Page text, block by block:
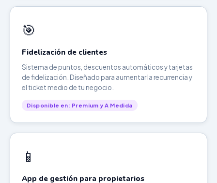
🎯
Fidelización de clientes
Sistema de puntos, descuentos automáticos y tarjetas
de fidelización. Diseñado para aumentar la recurrencia y
el ticket medio de tu negocio.
Disponible en: Premium y A Medida
📱
App de gestión para propietarios